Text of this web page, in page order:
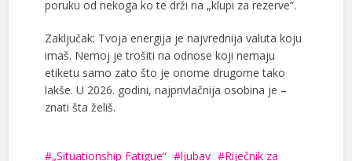
poruku od nekoga ko te drži na „klupi za rezerve“.
Zaključak: Tvoja energija je najvrednija valuta koju
imaš. Nemoj je trošiti na odnose koji nemaju
etiketu samo zato što je onome drugome tako
lakše. U 2026. godini, najprivlačnija osobina je –
znati šta želiš.
„Situationship Fatigue“ ljubav
Riječnik za